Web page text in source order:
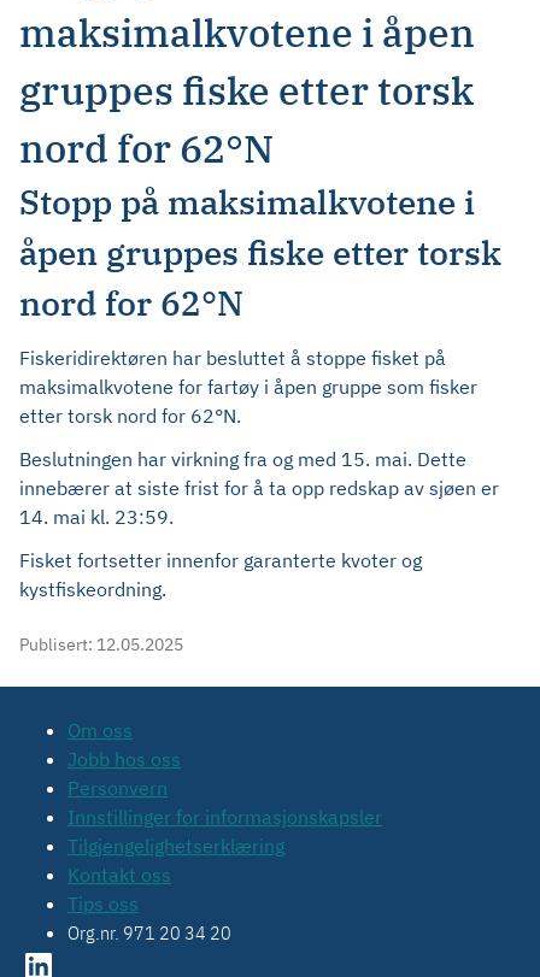
maksimalkvotene i åpen
gruppes fiske etter torsk
nord for 62°N
Stopp på maksimalkvotene i
åpen gruppes fiske etter torsk
nord for 62°N
Fiskeridirektøren har besluttet å stoppe fisket på
maksimalkvotene for fartøy i åpen gruppe som fisker
etter torsk nord for 62°N.
Beslutningen har virkning fra og med 15. mai. Dette
innebærer at siste frist for å ta opp redskap av sjøen er
14. mai kl. 23:59.
Fisket fortsetter innenfor garanterte kvoter og
kystfiskeordning.
Publisert: 12.05.2025
Om oss
Jobb hos oss
Personvern
Innstillinger for informasjonskapsler
Tilgjengelighetserklæring
Kontakt oss
Tips oss
Org.nr. 971 20 34 20